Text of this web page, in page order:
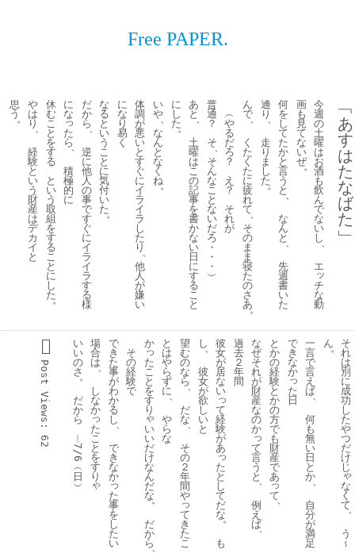
Free PAPER.
﹁
あ
す
は
た
な
ば
た
﹂
今
週
の
土
曜
は
お
酒
も
飲
ん
で
な
い
し、
エ
ッ
チ
な
動
画
も
見
て
な
い
ぜ。
何
を
し
て
た
か
と
言
う
と、
な
ん
と、
先
週
書
い
た
通
り、
走
り
ま
し
た。
ん
で、
く
た
く
た
に
疲
れ
て、
そ
の
ま
ま
寝
た
の
さ
あ。
︵
や
る
だ
ろ
？
え
？
そ
れ
が
普
通
？
そ、
そ
ん
な
こ
と
な
い
だ
ろ
・
・
・
︶
あ
と、
土
曜
は
こ
の
記
事
を
書
か
な
い
日
に
す
る
こ
と
に
し
た。
い
や、
な
ん
と
な
く
ね。
体
調
が
悪
い
と
す
ぐ
に
イ
ラ
イ
ラ
し
た
り、
他
人
が
嫌
い
に
な
り
易
く
な
る
と
い
う
こ
と
に
気
付
い
た。
だ
か
ら、
逆
に
他
人
の
事
で
す
ぐ
に
イ
ラ
イ
ラ
す
る
様
に
な
っ
た
ら、
積
極
的
に
休
む
こ
と
を
す
る
と
い
う
取
組
を
す
る
こ
と
に
し
た。
や
は
り、
経
験
と
い
う
財
産
は
デ
カ
イ
と
思
う。
そ
れ
は
別
に
成
功
し
た
や
つ
だ
け
じ
ゃ
な
く
て
う
～
ん。
一
言
で
言
え
ば、
何
も
無
い
日
と
か、
自
分
が
満
足
で
き
な
か
っ
た
日
と
か
の
経
験
と
か
の
方
で
も
財
産
で
あ
っ
て、
な
ぜ
そ
れ
が
財
産
な
の
か
っ
て
言
う
と、
例
え
ば、
過
去
２
年
間
彼
女
が
居
な
い
っ
て
経
験
が
あ
っ
た
と
し
て
だ
な。
も
し、
彼
女
が
欲
し
い
と
望
む
の
な
ら、
だ
な、
そ
の
２
年
間
や
っ
て
き
た
こ
と
は
や
ら
ず
に、
や
ら
な
か
っ
た
こ
と
を
す
り
ゃ
い
い
だ
け
な
ん
だ
な。
だ
か
ら、
そ
の
経
験
で
で
き
た
事
が
わ
か
る
し、
で
き
な
か
っ
た
事
を
し
た
い
場
合
は、
し
な
か
っ
た
こ
と
を
す
り
ゃ
い
い
の
さ。
だ
か
ら
︱
7/6
︵
日
︶
Post
Views:
62